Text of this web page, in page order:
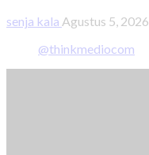
senja kala Agustus 5, 2026
@thinkmediocom